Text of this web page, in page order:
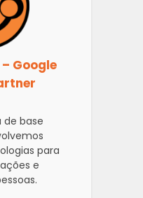
Google
de base
para
e